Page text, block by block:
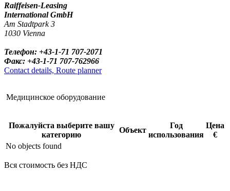
Raiffeisen-Leasing
International GmbH
Am Stadtpark 3
1030 Vienna
Телефон: +43-1-71 707-2071
Факс: +43-1-71 707-762966
Contact details, Route planner
Медицинское оборудование
Пожалуйста выберите вашу
категорию
Объект
Год
использования
Цена
€
No objects found
Вся стоимость без НДС